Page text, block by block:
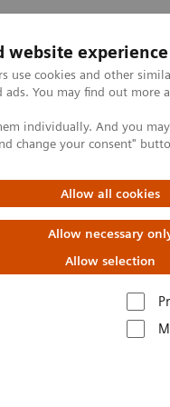
website experience
use cookies and other
You may find out
individually. And you
change your consent"
Allow all cookies
Allow necessary
Allow selection
de